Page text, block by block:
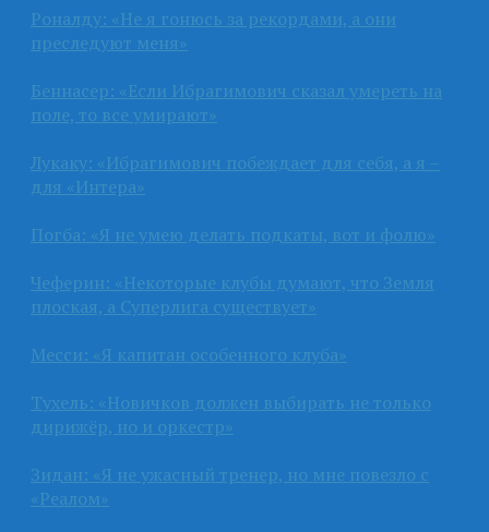
Роналду: «Не я гонюсь за рекордами, а они
преследуют меня»
Беннасер: «Если Ибрагимович сказал умереть на
поле, то все умирают»
Лукаку: «Ибрагимович побеждает для себя, а я –
для «Интера»
Погба: «Я не умею делать подкаты, вот и фолю»
Чеферин: «Некоторые клубы думают, что Земля
плоская, а Суперлига существует»
Месси: «Я капитан особенного клуба»
Тухель: «Новичков должен выбирать не только
дирижёр, но и оркестр»
Зидан: «Я не ужасный тренер, но мне повезло с
«Реалом»